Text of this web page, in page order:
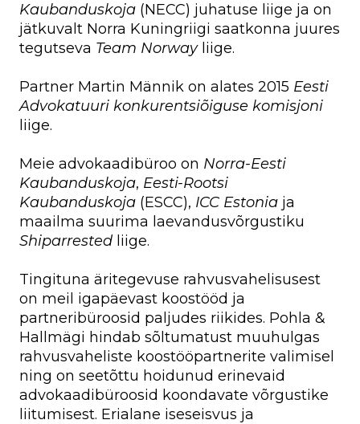
Kaubanduskoja (NECC) juhatuse liige ja on
jätkuvalt Norra Kuningriigi saatkonna juures
tegutseva Team Norwayliige.
Partner Martin Männik on alates 2015 Eesti
Advokatuuri konkurentsiõiguse komisjoni
liige.
Meie advokaadibüroo on Norra-Eesti
Kaubanduskoja, Eesti-Rootsi
Kaubanduskoja (ESCC), ICC Estonia ja
maailma suurima laevandusvõrgustiku
Shiparrested liige.
Tingituna äritegevuse rahvusvahelisusest
on meil igapäevast koostööd ja
partneribüroosid paljudes riikides. Pohla &
Hallmägi hindab sõltumatust muuhulgas
rahvusvaheliste koostööpartnerite valimisel
ning on seetõttu hoidunud erinevaid
advokaadibüroosid koondavate võrgustike
liitumisest. Erialane iseseisvus ja